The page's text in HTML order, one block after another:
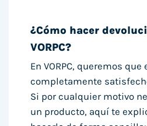
¿Cómo hacer
VORPC?
En VORPC, queremos que
completamente
Si por cualquier motivo
un producto, aquí te